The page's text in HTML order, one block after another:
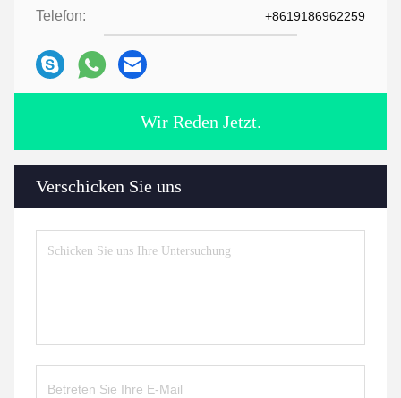
Telefon: +8619186962259
Wir Reden Jetzt.
Verschicken Sie uns